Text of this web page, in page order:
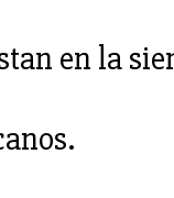
en la